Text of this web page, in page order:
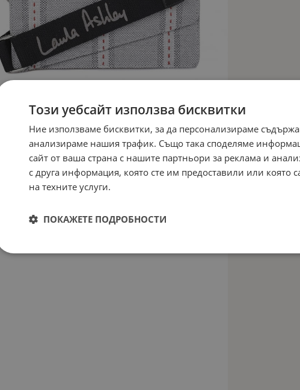
Този уебсайт използва бисквитки
Ние използваме бисквитки, за да персонализираме
анализираме нашия трафик. Също така споделяме
сайт от ваша страна с нашите партньори за реклама и
с друга информация, която сте им предоставили или която
на техните услуги.
ПОКАЖЕТЕ ПОДРОБНОСТИ